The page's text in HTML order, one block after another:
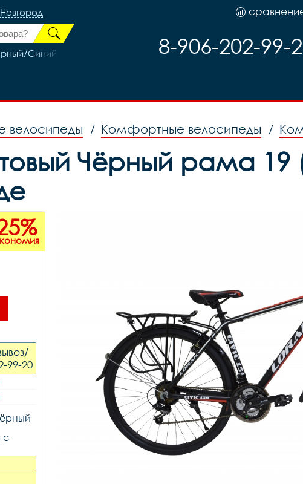
Синий 8-906-202-99-
велосипеды / Комфортные велосипеды /
Чёрный рама 19
99-20
с